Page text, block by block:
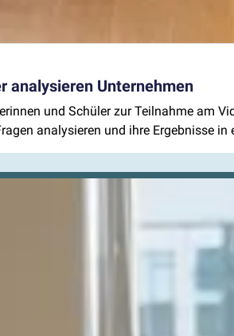
analysieren Unternehmen
und Schüler zur Teilnahme am
analysieren und ihre Ergebnisse in